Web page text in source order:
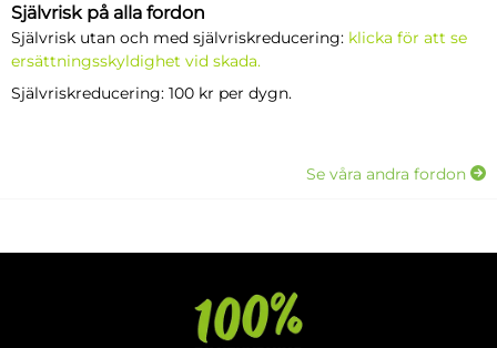
Självrisk på alla fordon
Självrisk utan och med självriskreducering: klicka för att se
ersättningsskyldighet vid skada.
Självriskreducering: 100 kr per dygn.
Se våra andra fordon